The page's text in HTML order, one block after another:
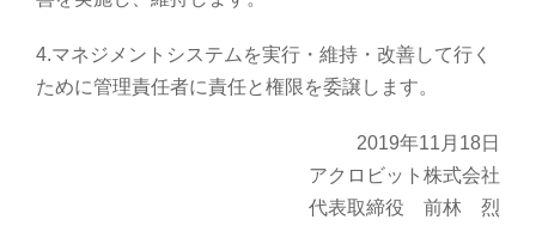
4.マネジメントシステムを実行・維持・改善して行く
ために管理責任者に責任と権限を委譲します。
2019年11月18日
アクロビット株式会社
代表取締役 前林 烈